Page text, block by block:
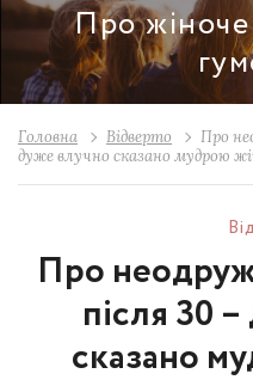
Про жіноче
Головна Відвертo
Про
дуже влучно сказано мудрою
Про
після 30
сказано